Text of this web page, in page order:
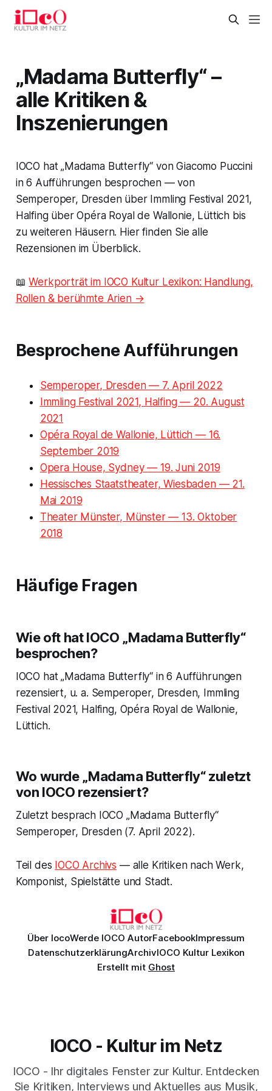
„Madama Butterfly“ –
alle Kritiken &
Inszenierungen
IOCO hat „Madama Butterfly“ von Giacomo Puccini
in 6 Aufführungen besprochen — von
Semperoper, Dresden über Immling Festival 2021,
Halfing über Opéra Royal de Wallonie, Lüttich bis
zu weiteren Häusern. Hier finden Sie alle
Rezensionen im Überblick.
📖Werkporträt im IOCO Kultur Lexikon: Handlung,
Rollen & berühmte Arien →
Besprochene Aufführungen
Semperoper, Dresden — 7. April 2022
Immling Festival 2021, Halfing — 20. August
2021
Opéra Royal de Wallonie, Lüttich — 16.
September 2019
Opera House, Sydney — 19. Juni 2019
Hessisches Staatstheater, Wiesbaden — 21.
Mai 2019
Theater Münster, Münster — 13. Oktober
2018
Häufige Fragen
Wie oft hat IOCO „Madama Butterfly“
besprochen?
IOCO hat „Madama Butterfly“ in 6 Aufführungen
rezensiert, u. a. Semperoper, Dresden, Immling
Festival 2021, Halfing, Opéra Royal de Wallonie,
Lüttich.
Wo wurde „Madama Butterfly“ zuletzt
von IOCO rezensiert?
Zuletzt besprach IOCO „Madama Butterfly“
Semperoper, Dresden (7. April 2022).
Teil des IOCO Archivs — alle Kritiken nach Werk,
Komponist, Spielstätte und Stadt.
Über IocoWerde IOCO AutorFacebookImpressum
DatenschutzerklärungArchivIOCO Kultur Lexikon
Erstellt mit Ghost
IOCO - Kultur im Netz
IOCO - Ihr digitales Fenster zur Kultur. Entdecken
Sie Kritiken, Interviews und Aktuelles aus Musik,